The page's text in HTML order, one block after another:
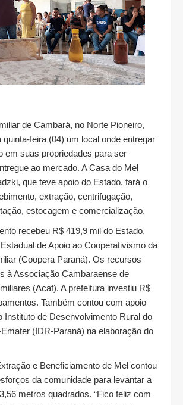
de Cambará, no Norte Pioneiro,
feira (04) um local onde entregar
em suas propriedades para ser
ao mercado. A Casa do Mel
que teve apoio do Estado, fará o
extração, centrifugação,
estocagem e comercialização.
recebeu R$ 419,9 mil do Estado,
de Apoio ao Cooperativismo da
(Coopera Paraná). Os recursos
à Associação Cambaraense de
(Acaf). A prefeitura investiu R$
Também contou com apoio
Instituto de Desenvolvimento Rural do
(IDR-Paraná) na elaboração do
e Beneficiamento de Mel contou
da comunidade para levantar a
metros quadrados. “Fico feliz com